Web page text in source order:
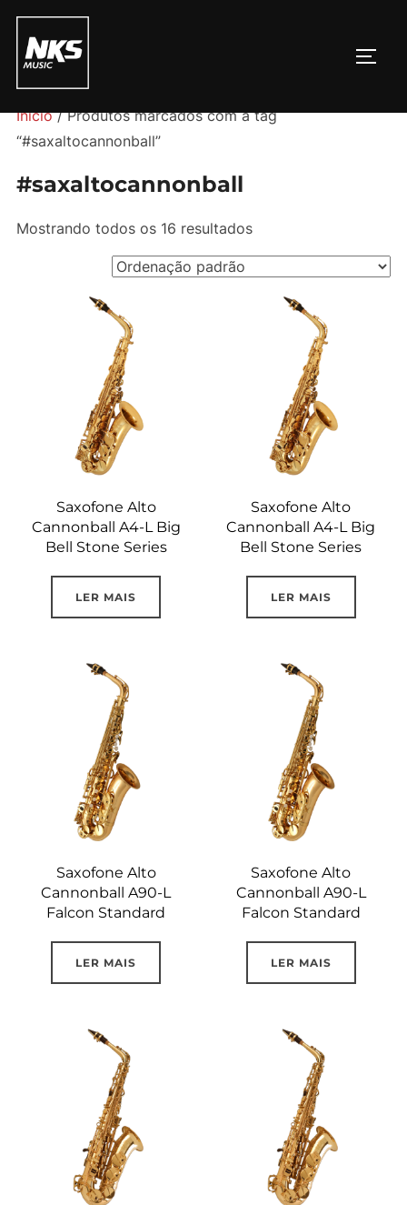
Pular
para
conteúdo
Início/ Produtos marcados com a tag
“#saxaltocannonball”
#saxaltocannonball
Mostrando todos os 16 resultados
Saxofone Alto
Cannonball A4-L Big
Bell Stone Series
LER MAIS
Saxofone Alto
Cannonball A4-L Big
Bell Stone Series
LER MAIS
Saxofone Alto
Cannonball A90-L
Falcon Standard
LER MAIS
Saxofone Alto
Cannonball A90-L
Falcon Standard
LER MAIS